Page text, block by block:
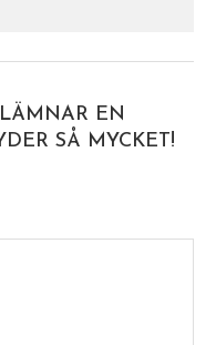
EN
SÅ MYCKET!